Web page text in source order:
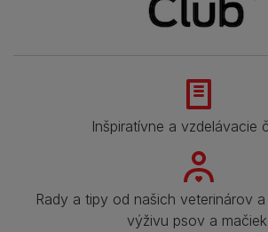
Inšpiratívne a vzdelávacie
Rady a tipy od našich veterinárov
výživu psov a